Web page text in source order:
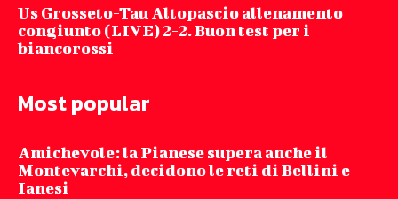
Us Grosseto-Tau Altopascio allenamento
congiunto (LIVE) 2-2. Buon test per i
biancorossi
Most popular
Amichevole: la Pianese supera anche il
Montevarchi, decidono le reti di Bellini e
Ianesi